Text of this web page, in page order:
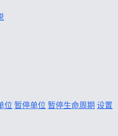
位 暂停单位 暂停生命周期 设置